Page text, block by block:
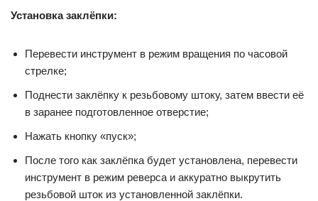
Установка заклёпки:
Перевести инструмент в режим вращения по часовой
стрелке;
Поднести заклёпку к резьбовому штоку, затем ввести её
в заранее подготовленное отверстие;
Нажать кнопку «пуск»;
После того как заклёпка будет установлена, перевести
инструмент в режим реверса и аккуратно выкрутить
резьбовой шток из установленной заклёпки.